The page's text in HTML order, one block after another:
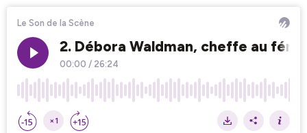
Le Son de la Scène
2. Débora Waldman, cheffe au
00:00 / 26:24
×1